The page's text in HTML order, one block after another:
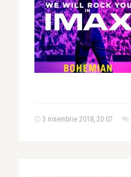
3 noiembrie 2018, 20:07